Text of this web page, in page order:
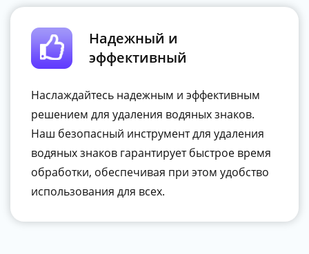
Надежный и
эффективный
Наслаждайтесь надежным и эффективным
решением для удаления водяных знаков.
Наш безопасный инструмент для удаления
водяных знаков гарантирует быстрое время
обработки, обеспечивая при этом удобство
использования для всех.